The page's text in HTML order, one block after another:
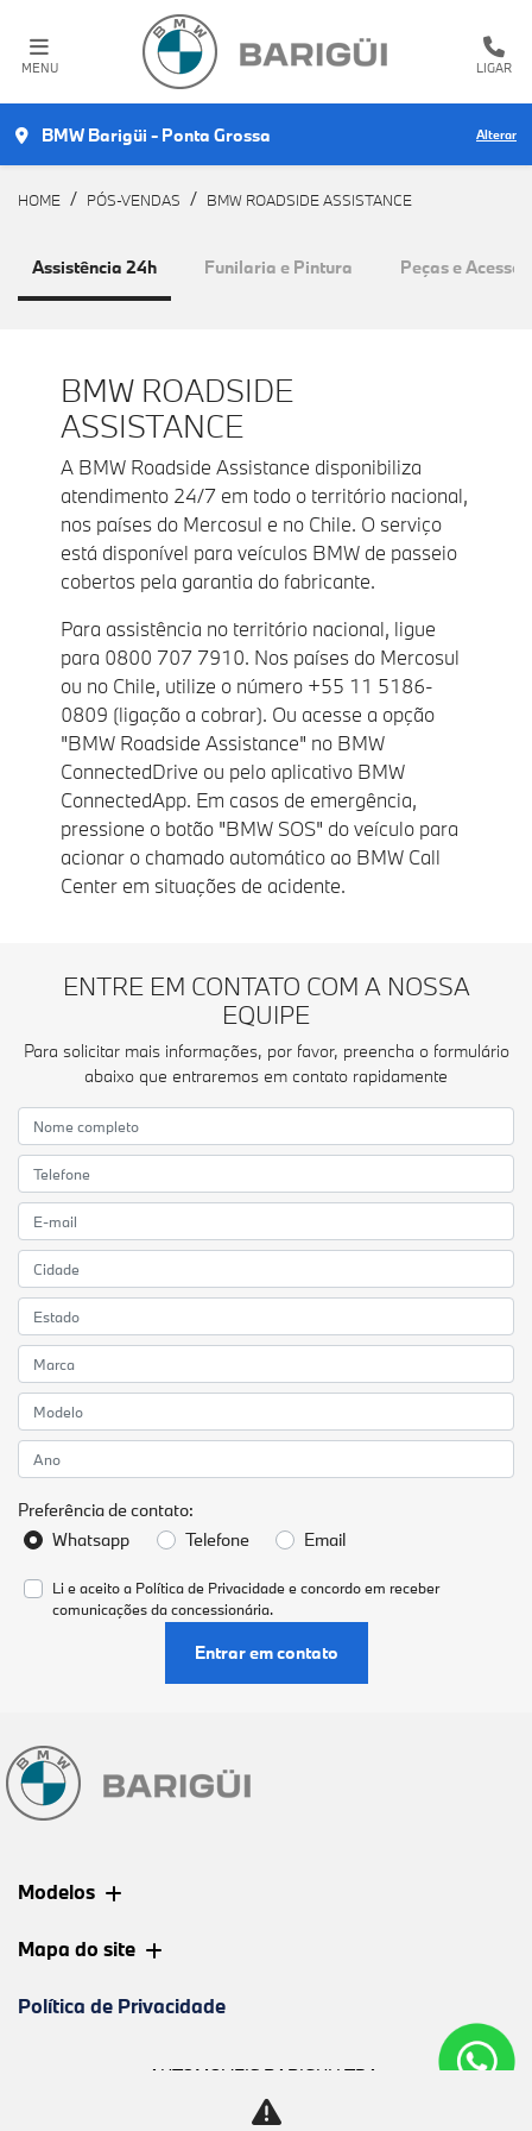
MENU LIGAR
BMW Barigüi - Ponta Grossa Alterar
HOME PÓS-VENDAS BMW ROADSIDE ASSISTANCE
Funilaria e Pintura Peças e
Assistência 24h
BMW ROADSIDE
ASSISTANCE
A BMW Roadside Assistance disponibiliza
atendimento 24/7 em todo o território nacional,
nos países do Mercosul e no Chile. O serviço
está disponível para veículos BMW de passeio
cobertos pela garantia do fabricante.
Para assistência no território nacional, ligue
para 0800 707 7910. Nos países do Mercosul
ou no Chile, utilize o número +55 11 5186-
0809 (ligação a cobrar). Ou acesse a opção
"BMW Roadside Assistance" no BMW
ConnectedDrive ou pelo aplicativo BMW
ConnectedApp. Em casos de emergência,
pressione o botão "BMW SOS" do veículo para
acionar o chamado automático ao BMW Call
Center em situações de acidente.
ENTRE EM CONTATO COM A NOSSA
EQUIPE
Para solicitar mais informações, por favor, preencha o formulário
abaixo que entraremos em contato rapidamente
Preferência de contato:
Whatsapp
Telefone Email
Li e aceito a Política de Privacidadee concordo em receber
comunicações da concessionária.
Entrar em contato
Modelos
Mapa do site
Política de Privacidade
AUTOMOVEIS BARIGUI LTDA
CNPJ: 09.602.000/0003-06